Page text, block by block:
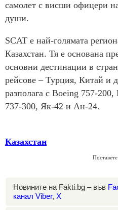
самолет с висши офицери
души.
SCAT е най-голямата
Казахстан. Тя е основана
основни дестинации в
рейсове – Турция, Китай и
разполага с Boeing 757-
737-300, Як-42 и Ан-24.
Казахстан
Новините на Fakti.bg – във
канал Viber, X